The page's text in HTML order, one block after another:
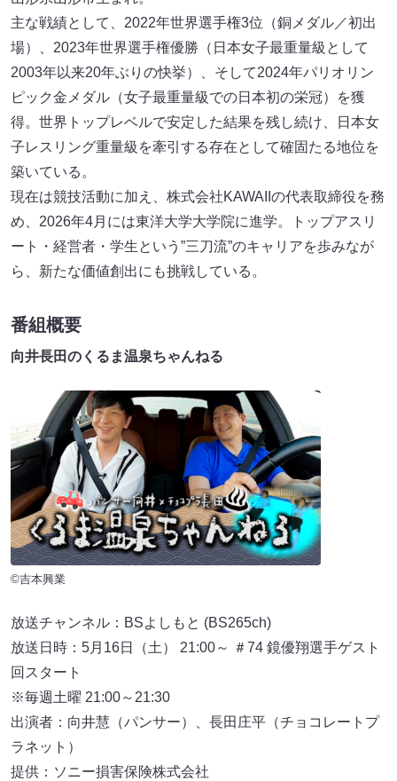
主な戦績として、2022年世界選手権3位（銅メダル／初出
場）、2023年世界選手権優勝（日本女子最重量級として
2003年以来20年ぶりの快挙）、そして2024年パリオリン
ピック金メダル（女子最重量級での日本初の栄冠）を獲
得。世界トップレベルで安定した結果を残し続け、日本女
子レスリング重量級を牽引する存在として確固たる地位を
築いている。
現在は競技活動に加え、株式会社KAWAIIの代表取締役を務
め、2026年4月には東洋大学大学院に進学。トップアスリ
ート・経営者・学生という”三刀流”のキャリアを歩みなが
ら、新たな価値創出にも挑戦している。
番組概要
向井長田のくるま温泉ちゃんねる
©吉本興業
放送チャンネル：BSよしもと (BS265ch)
放送日時：5月16日（土） 21:00～ ＃74 鏡優翔選手ゲスト
回スタート
※毎週土曜 21:00～21:30
出演者：向井慧（パンサー）、長田庄平（チョコレートプ
ラネット）
提供：ソニー損害保険株式会社